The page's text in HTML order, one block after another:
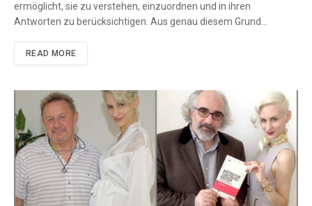
ermöglicht, sie zu verstehen, einzuordnen und in ihren
Antworten zu berücksichtigen. Aus genau diesem Grund…
READ MORE